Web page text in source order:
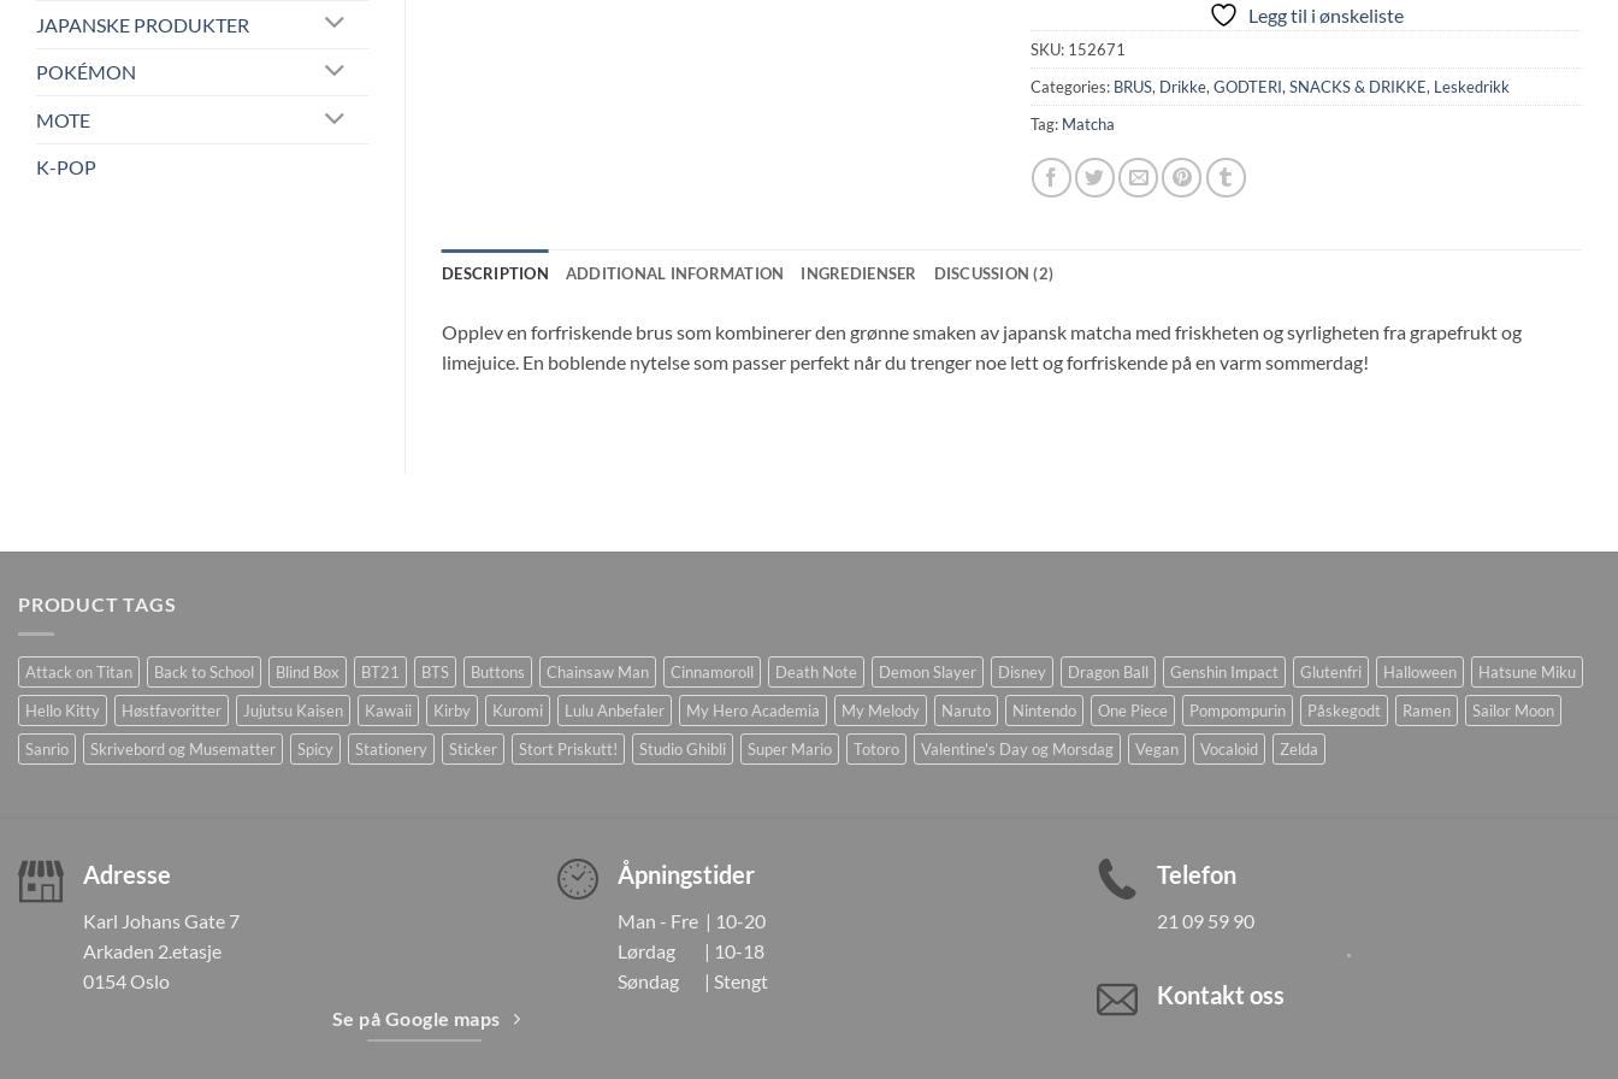
JAPANSKE PRODUKTER
POKÉMON
MOTE
K-POP
Legg til i ønskeliste
SKU: 152671
Categories: BRUS, Drikke,GODTERI, SNACKS & DRIKKE, Leskedrikk
Tag: Matcha
DESCRIPTION ADDITIONAL INFORMATION INGREDIENSER DISCUSSION (2)
Opplev en forfriskende brus som kombinerer den grønne smaken av japansk matcha med friskheten og syrligheten fra grapefrukt og
limejuice. En boblende nytelse som passer perfekt når du trenger noe lett og forfriskende på en varm sommerdag!
PRODUCT TAGS
Attack on Titan Back to School Blind Box BT21 BTS Buttons Chainsaw Man Cinnamoroll Death Note Demon Slayer Disney Dragon Ball Genshin Impact Glutenfri Halloween
Hatsune Miku
Hello Kitty
Høstfavoritter Jujutsu Kaisen Kawaii Kirby Kuromi Lulu Anbefaler My Hero Academia My Melody Naruto Nintendo One Piece Pompompurin Påskegodt Ramen
Sailor Moon
Sanrio
Skrivebord og Musematter Spicy Stationery Sticker Stort Priskutt! Studio Ghibli Super Mario Totoro Valentine's Day og Morsdag Vegan Vocaloid Zelda
Adresse
Karl Johans Gate 7
Arkaden 2.etasje
0154 Oslo
Se på Google maps
Åpningstider
Man - Fre | 10-20
Lørdag | 10-18
Søndag | Stengt
Telefon
21 09 59 90
Kontakt oss